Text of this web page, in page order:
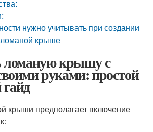
нужно учитывать при создании
крыше
ломаную крышу с
руками: простой
крыши предполагает включение